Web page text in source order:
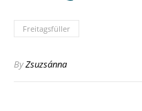
Freitagsfüller
ByZsuzsánna